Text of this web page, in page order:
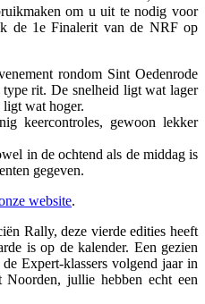
om u uit te nodig voor
de 1e Finalerit van de NRF op
rondom Sint Oedenrode
rit. De snelheid ligt wat lager
ligt wat hoger.
keercontroles, gewoon lekker
in de ochtend als de middag is
gegeven.
website.
Rally, deze vierde edities heeft
is op de kalender. Een gezien
Expert-klassers volgend jaar in
Noorden, jullie hebben echt een